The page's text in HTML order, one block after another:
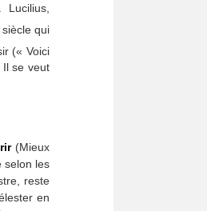
siècle qui
(« Voici
Il se veut
(Mieux
selon les
reste
en